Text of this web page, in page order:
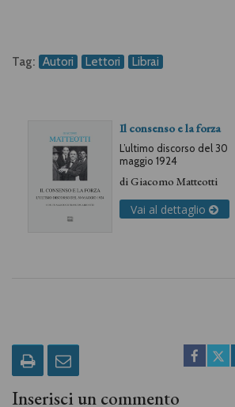
Tag: Autori Lettori Librai
Il consenso e la forza
L’ultimo discorso del 30
maggio 1924
diGiacomo Matteotti
Vai al dettaglio
Inserisci un commento